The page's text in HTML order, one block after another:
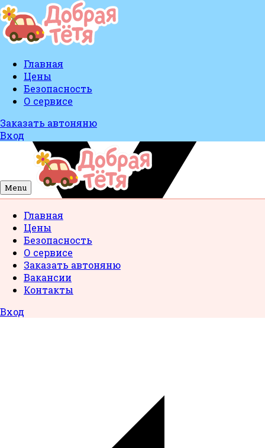
Главная
Цены
Безопасность
О сервисе
Заказать автоняню
Вход
Menu
Главная
Цены
Безопасность
О сервисе
Заказать автоняню
Вакансии
Контакты
Вход